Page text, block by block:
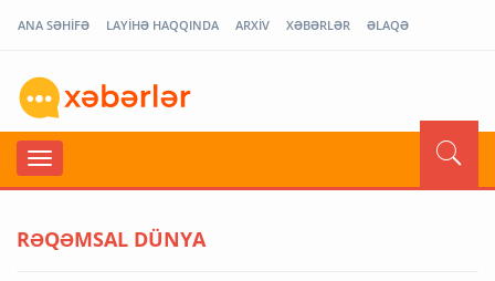
ANA SƏHİFƏ LAYİHƏ HAQQINDA ARXİV XƏBƏRLƏR ƏLAQƏ
RƏQƏMSAL DÜNYA